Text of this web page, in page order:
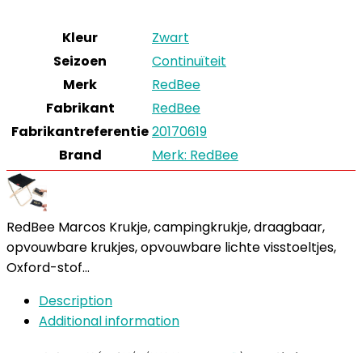
Kleur
Zwart
Seizoen
Continuïteit
Merk
RedBee
Fabrikant
RedBee
Fabrikantreferentie20170619
Brand
Merk: RedBee
RedBee Marcos Krukje, campingkrukje, draagbaar,
opvouwbare krukjes, opvouwbare lichte visstoeltjes,
Oxford-stof…
Description
Additional information